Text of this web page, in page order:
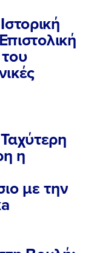
η
με την